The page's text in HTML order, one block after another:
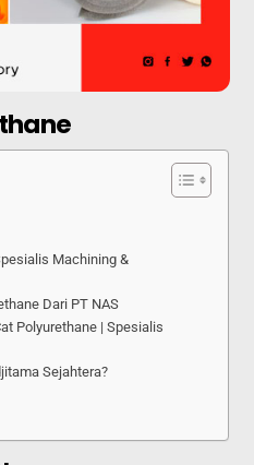
Machining &
Dari PT NAS
Polyurethane | Spesialis
Sejahtera?